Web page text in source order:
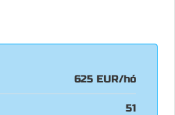
625 EUR/hó
51